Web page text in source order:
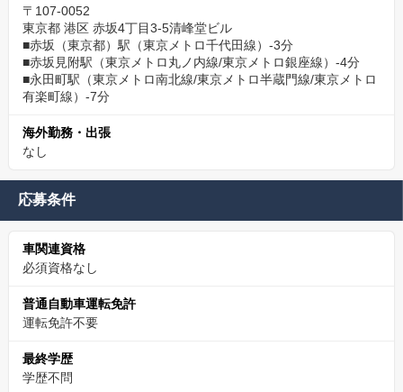
〒107-0052
東京都 港区 赤坂4丁目3-5清峰堂ビル
■赤坂（東京都）駅（東京メトロ千代田線）-3分
■赤坂見附駅（東京メトロ丸ノ内線/東京メトロ銀座線）-4分
■永田町駅（東京メトロ南北線/東京メトロ半蔵門線/東京メトロ
有楽町線）-7分
海外勤務・出張
なし
応募条件
車関連資格
必須資格なし
普通自動車運転免許
運転免許不要
最終学歴
学歴不問